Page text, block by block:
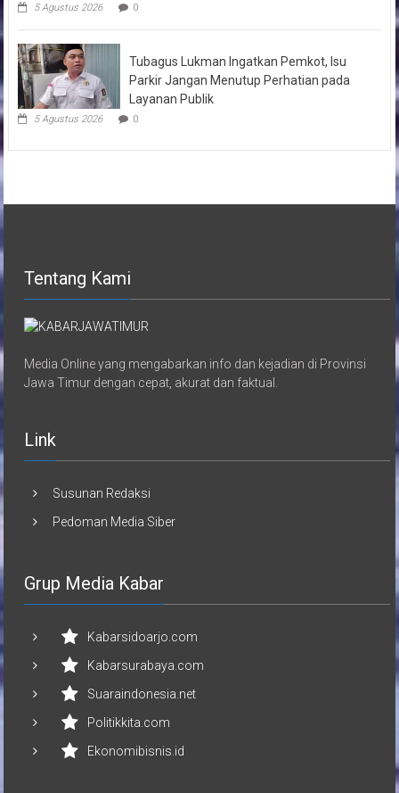
5 Agustus 2026 0
Tubagus Lukman Ingatkan Pemkot, Isu
Parkir Jangan Menutup Perhatian pada
Layanan Publik
5 Agustus 2026 0
Tentang Kami
Media Online yang mengabarkan info dan kejadian di Provinsi
Jawa Timur dengan cepat, akurat dan faktual.
Link
Susunan Redaksi
Pedoman Media Siber
Grup Media Kabar
Kabarsidoarjo.com
Kabarsurabaya.com
Suaraindonesia.net
Politikkita.com
Ekonomibisnis.id